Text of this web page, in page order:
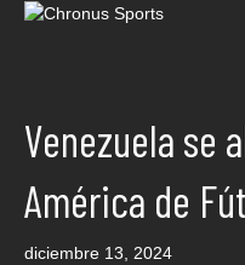
Venezuela se
América de
diciembre 13, 2024